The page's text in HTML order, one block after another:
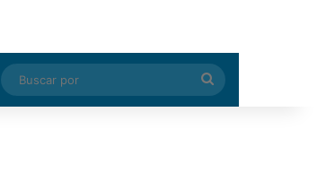
Random Article
Buscar
por